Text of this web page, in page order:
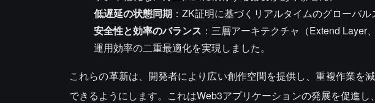
低遅延の状態同期 ：ZK証明に基づくリアルタイムのグローバル
安全性と効率のバランス ：三層アーキテクチャ（Extend
運用効率の二重最適化を実現しました。
これらの革新は、開発者により広い創作空間を提供し、重複作業を
できるようにします。これはWeb3アプリケーションの発展を促進